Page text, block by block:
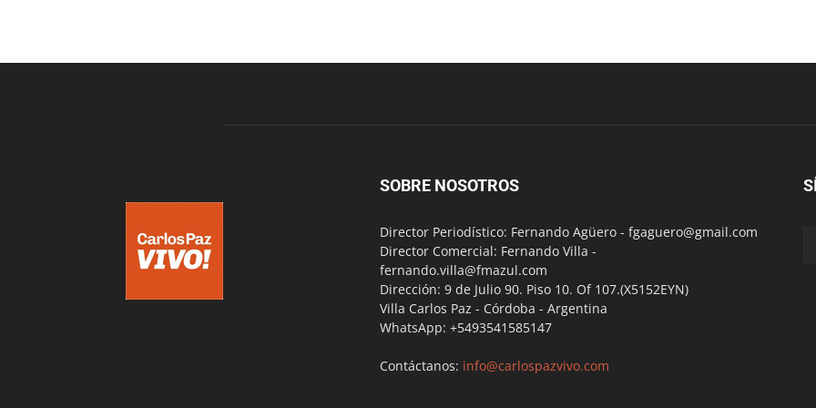
SOBRE NOSOTROS
Director Periodístico: Fernando Agüero - fgaguero@gmail.com
Director Comercial: Fernando Villa -
fernando.villa@fmazul.com
Dirección: 9 de Julio 90. Piso 10. Of 107.(X5152EYN)
Villa Carlos Paz - Córdoba - Argentina
WhatsApp: +5493541585147
Contáctanos: info@carlospazvivo.com